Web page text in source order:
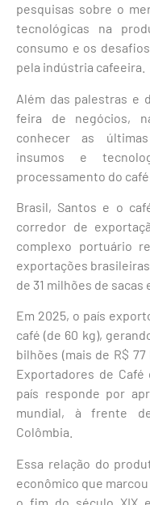
pesquisas sobre o
tecnológicas na
consumo e os
pela indústria cafeeira.
Além das palestras e
feira de negócios,
conhecer as
insumos e
processamento do café.
Brasil, Santos e o
corredor de
complexo portuário
exportações
de 31 milhões de sacas
Em 2025, o país
café (de 60 kg),
bilhões (mais de R$
Exportadores de
país responde por
mundial, à frente
Colômbia.
Essa relação do
econômico que
o fim do século XIX